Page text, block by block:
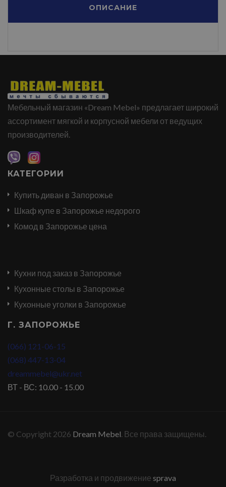
ОПИСАНИЕ
Мебельный магазин «Dream Mebel» предлагает широкий
ассортимент мягкой и корпусной мебели от ведущих
производителей.
КАТЕГОРИИ
Купить диван в Запорожье
Шкаф купе в Запорожье недорого
Комод в Запорожье цена
Кухни под заказ в Запорожье
Кухонные столы в Запорожье
Кухонные уголки в Запорожье
Г. ЗАПОРОЖЬЕ
(066) 121-06-15
(068) 447-13-04
dreammebel@ukr.net
ВТ - ВС: 10.00 - 15.00
© Copyright 2026 Dream Mebel . Все права защищены.
Разработка и продвижение sprava